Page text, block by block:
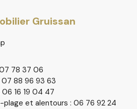
Gruissan
78 37 06
07 88 96 93 63
06 16 19 04 47
plage et alentours : 06 76 92 24